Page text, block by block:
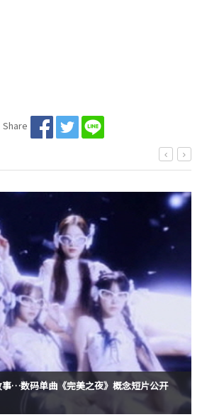
Share
事…数码单曲《完美之夜》概念短片公开